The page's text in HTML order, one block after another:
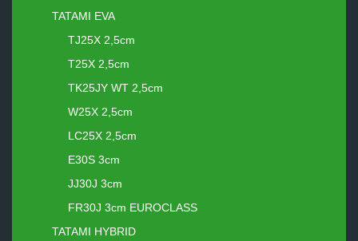
TATAMI EVA
TJ25X 2,5cm
T25X 2,5cm
TK25JY WT 2,5cm
W25X 2,5cm
LC25X 2,5cm
E30S 3cm
JJ30J 3cm
FR30J 3cm EUROCLASS
TATAMI HYBRID